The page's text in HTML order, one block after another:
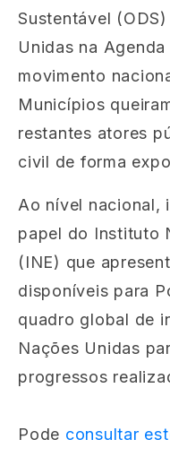
Sustentável
Unidas na
movimento
Municípios
restantes atores
civil de forma
Ao nível nacional,
papel do Instituto
(INE) que
disponíveis para
quadro global de
Nações Unidas
progressos
Pode consultar